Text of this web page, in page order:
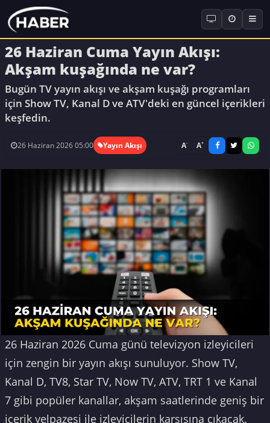
26 Haziran Cuma Yayın Akışı:
Akşam kuşağında ne var?
Bugün TV yayın akışı ve akşam kuşağı programları
için Show TV, Kanal D ve ATV'deki en güncel içerikleri
keşfedin.
26 Haziran 2026 05:00 Yayın Akışı A- A+
26 Haziran 2026 Cuma günü televizyon izleyicileri
için zengin bir yayın akışı sunuluyor. Show TV,
Kanal D, TV8, Star TV, Now TV, ATV, TRT 1 ve Kanal
7 gibi popüler kanallar, akşam saatlerinde geniş bir
içerik yelpazesi ile izleyicilerin karşısına çıkacak.